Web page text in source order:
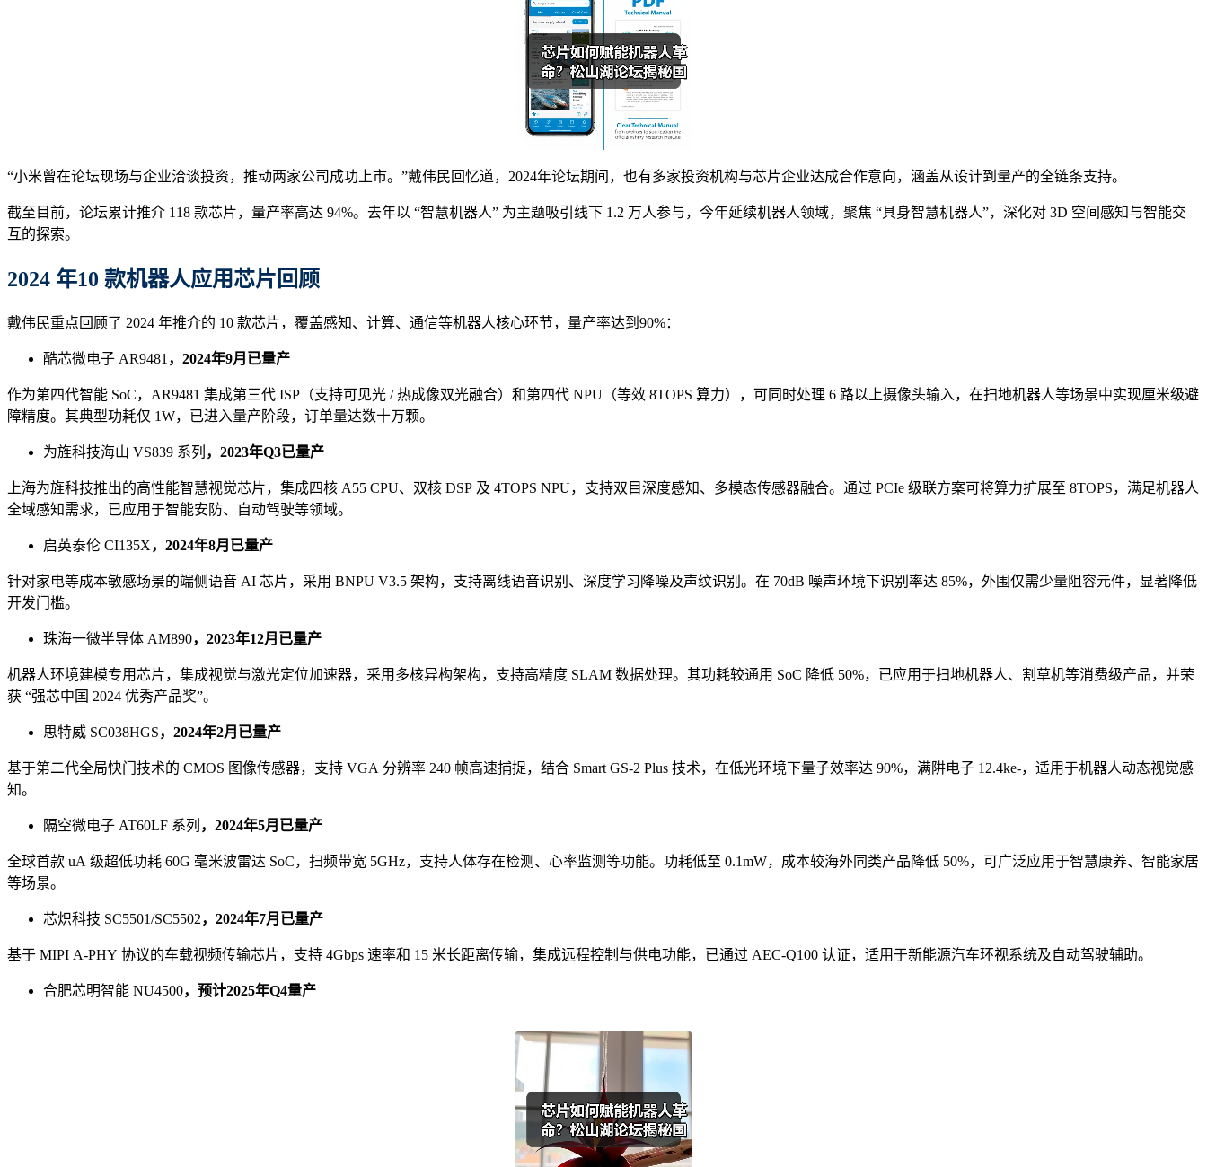
“小米曾在论坛现场与企业洽谈投资，推动两家公司成功上市。”戴伟民回忆道，2024年论坛期间，也有多家投资机构与芯片企业达成合作意向，涵盖从设计到量产的全链条支持。
截至目前，论坛累计推介 118 款芯片，量产率高达 94%。去年以 “智慧机器人” 为主题吸引线下 1.2 万人参与，今年延续机器人领域，聚焦 “具身智慧机器人”，深化对 3D 空间感知与智能交
互的探索。
2024 年10 款机器人应用芯片回顾
戴伟民重点回顾了 2024 年推介的 10 款芯片，覆盖感知、计算、通信等机器人核心环节，量产率达到90%：
酷芯微电子 AR9481 ，2024年9月已量产
作为第四代智能 SoC，AR9481 集成第三代 ISP（支持可见光 / 热成像双光融合）和第四代 NPU（等效 8TOPS 算力），可同时处理 6 路以上摄像头输入，在扫地机器人等场景中实现厘米级避
障精度。其典型功耗仅 1W，已进入量产阶段，订单量达数十万颗。
为旌科技海山 VS839 系列 ，2023年Q3已量产
上海为旌科技推出的高性能智慧视觉芯片，集成四核 A55 CPU、双核 DSP 及 4TOPS NPU，支持双目深度感知、多模态传感器融合。通过 PCIe 级联方案可将算力扩展至 8TOPS，满足机器人
全域感知需求，已应用于智能安防、自动驾驶等领域。
启英泰伦 CI135X，2024年8月已量产
针对家电等成本敏感场景的端侧语音 AI 芯片，采用 BNPU V3.5 架构，支持离线语音识别、深度学习降噪及声纹识别。在 70dB 噪声环境下识别率达 85%，外围仅需少量阻容元件，显著降低
开发门槛。
珠海一微半导体 AM890，2023年12月已量产
机器人环境建模专用芯片，集成视觉与激光定位加速器，采用多核异构架构，支持高精度 SLAM 数据处理。其功耗较通用 SoC 降低 50%，已应用于扫地机器人、割草机等消费级产品，并荣
获 “强芯中国 2024 优秀产品奖”。
思特威 SC038HGS，2024年2月已量产
基于第二代全局快门技术的 CMOS 图像传感器，支持 VGA 分辨率 240 帧高速捕捉，结合 Smart GS-2 Plus 技术，在低光环境下量子效率达 90%，满阱电子 12.4ke-，适用于机器人动态视觉感
知。
隔空微电子 AT60LF 系列 ，2024年5月已量产
全球首款 uA 级超低功耗 60G 毫米波雷达 SoC，扫频带宽 5GHz，支持人体存在检测、心率监测等功能。功耗低至 0.1mW，成本较海外同类产品降低 50%，可广泛应用于智慧康养、智能家居
等场景。
芯炽科技 SC5501/SC5502，2024年7月已量产
基于 MIPI A-PHY 协议的车载视频传输芯片，支持 4Gbps 速率和 15 米长距离传输，集成远程控制与供电功能，已通过 AEC-Q100 认证，适用于新能源汽车环视系统及自动驾驶辅助。
合肥芯明智能 NU4500，预计2025年Q4量产